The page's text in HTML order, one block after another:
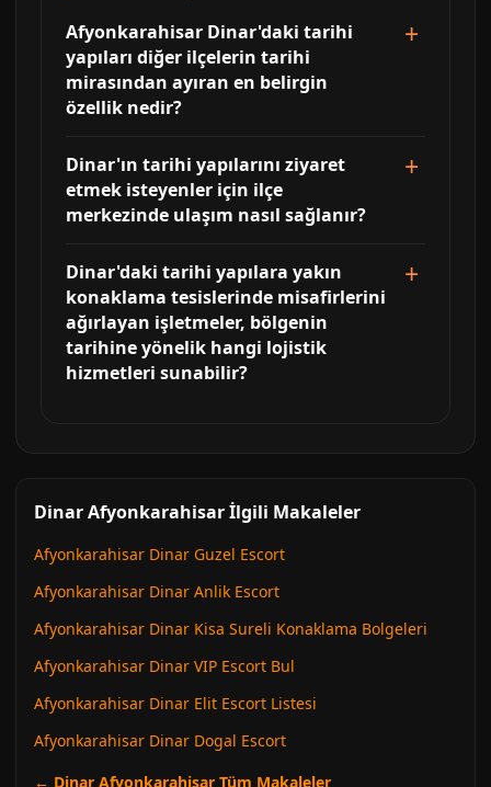
Afyonkarahisar Dinar'daki tarihi
yapıları diğer ilçelerin tarihi
mirasından ayıran en belirgin
özellik nedir?
Dinar'ın tarihi yapılarını ziyaret
etmek isteyenler için ilçe
merkezinde ulaşım nasıl sağlanır?
Dinar'daki tarihi yapılara yakın
konaklama tesislerinde misafirlerini
ağırlayan işletmeler, bölgenin
tarihine yönelik hangi lojistik
hizmetleri sunabilir?
Dinar Afyonkarahisar İlgili Makaleler
Afyonkarahisar Dinar Guzel Escort
Afyonkarahisar Dinar Anlik Escort
Afyonkarahisar Dinar Kisa Sureli Konaklama Bolgeleri
Afyonkarahisar Dinar VIP Escort Bul
Afyonkarahisar Dinar Elit Escort Listesi
Afyonkarahisar Dinar Dogal Escort
← Dinar Afyonkarahisar Tüm Makaleler